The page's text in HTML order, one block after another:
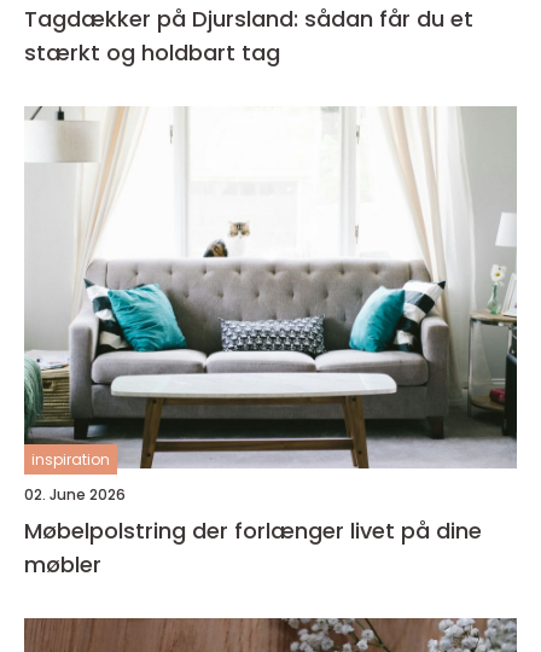
Tagdækker på Djursland: sådan får du et
stærkt og holdbart tag
inspiration
02. June 2026
Møbelpolstring der forlænger livet på dine
møbler